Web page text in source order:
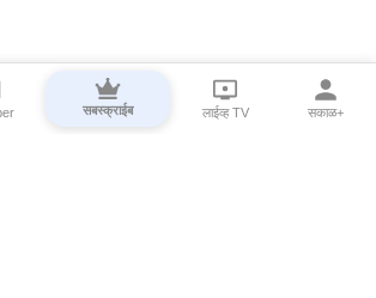
सबस्क्राईब लाईव्ह TV सकाळ+